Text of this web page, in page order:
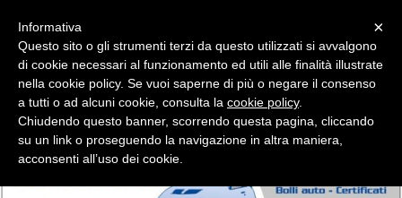
AUTOSCUOLA SILVESTRI
Autoscuola & Agenzia Pratiche Auto
×
Informativa
Questo sito o gli strumenti terzi da questo utilizzati si avvalgono
di cookie necessari al funzionamento ed utili alle finalità illustrate
nella cookie policy. Se vuoi saperne di più o negare il consenso
a tutti o ad alcuni cookie, consulta la cookie policy.
Chiudendo questo banner, scorrendo questa pagina, cliccando
su un link o proseguendo la navigazione in altra maniera,
acconsenti all’uso dei cookie.